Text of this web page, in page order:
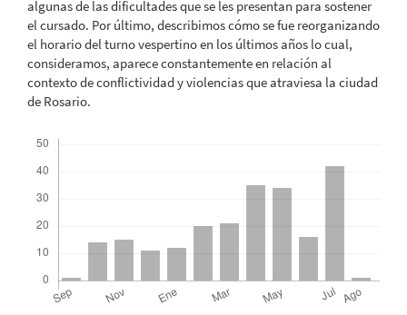
algunas de las dificultades que se les presentan para sostener
el cursado. Por último, describimos cómo se fue reorganizando
el horario del turno vespertino en los últimos años lo cual,
consideramos, aparece constantemente en relación al
contexto de conflictividad y violencias que atraviesa la ciudad
de Rosario.